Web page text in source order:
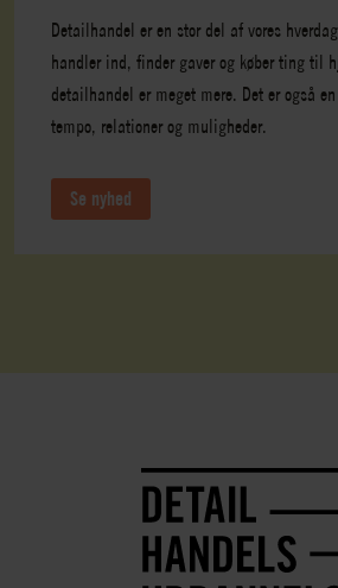
Detailhandel er en stor del af vores
handler ind, finder gaver og køber ting til
detailhandel er meget mere. Det er også
tempo, relationer og muligheder.
Se nyhed